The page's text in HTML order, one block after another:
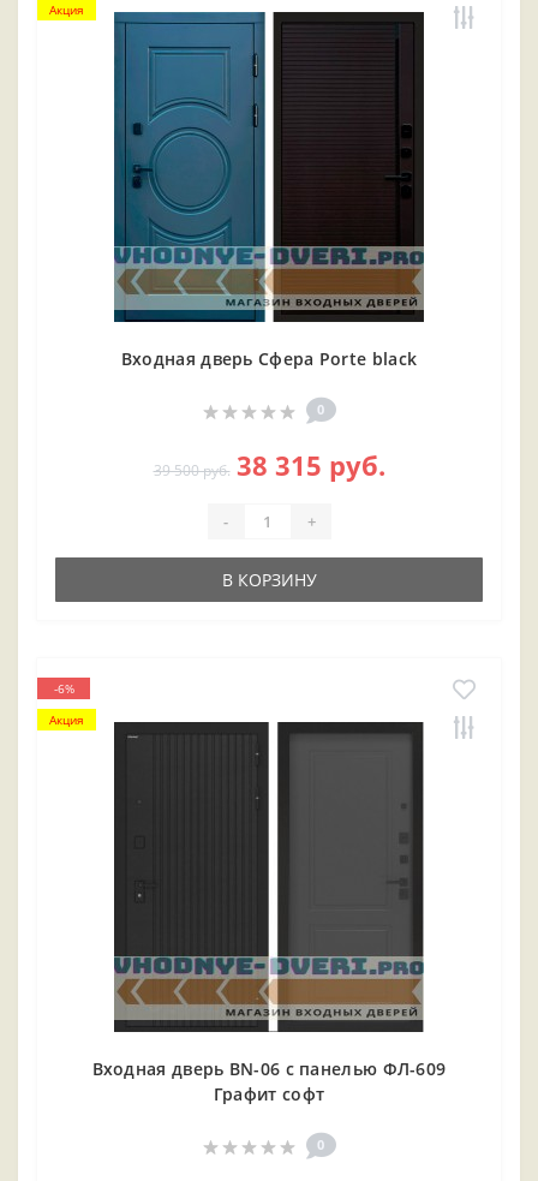
Акция
Входная дверь Сфера Porte black
0
39 500 руб. 38 315 руб.
- +
В КОРЗИНУ
-6%
Акция
Входная дверь BN-06 с панелью ФЛ-609
Графит софт
0